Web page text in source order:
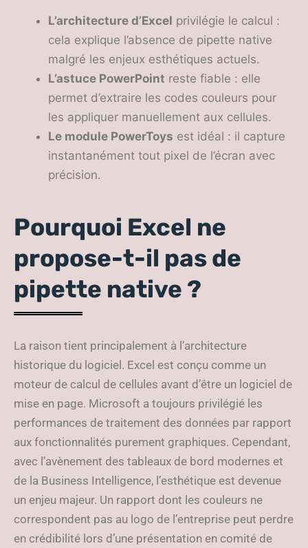
L’architecture d’Excel privilégie le calcul :
cela explique l’absence de pipette native
malgré les enjeux esthétiques actuels.
L’astuce PowerPoint reste fiable : elle
permet d’extraire les codes couleurs pour
les appliquer manuellement aux cellules.
Le module PowerToys est idéal : il capture
instantanément tout pixel de l’écran avec
précision.
Pourquoi Excel ne
propose-t-il pas de
pipette native ?
La raison tient principalement à l’architecture
historique du logiciel. Excel est conçu comme un
moteur de calcul de cellules avant d’être un logiciel de
mise en page. Microsoft a toujours privilégié les
performances de traitement des données par rapport
aux fonctionnalités purement graphiques. Cependant,
avec l’avènement des tableaux de bord modernes et
de la Business Intelligence, l’esthétique est devenue
un enjeu majeur. Un rapport dont les couleurs ne
correspondent pas au logo de l’entreprise peut perdre
en crédibilité lors d’une présentation en comité de